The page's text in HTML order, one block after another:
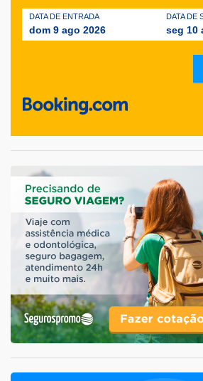
DATA DE ENTRADA
dom 9 ago 2026
DATA DE
seg 10